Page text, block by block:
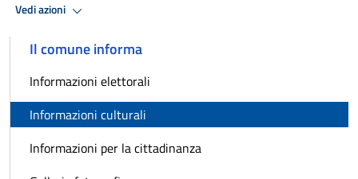
Vedi azioni
Il comune informa
Informazioni elettorali
Informazioni culturali
Informazioni per la cittadinanza